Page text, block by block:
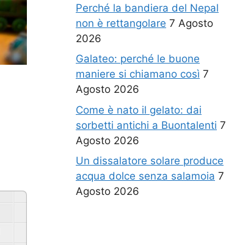
Perché la bandiera del Nepal
non è rettangolare 7 Agosto
2026
Galateo: perché le buone
maniere si chiamano così 7
Agosto 2026
Come è nato il gelato: dai
sorbetti antichi a Buontalenti 7
Agosto 2026
Un dissalatore solare produce
acqua dolce senza salamoia 7
Agosto 2026